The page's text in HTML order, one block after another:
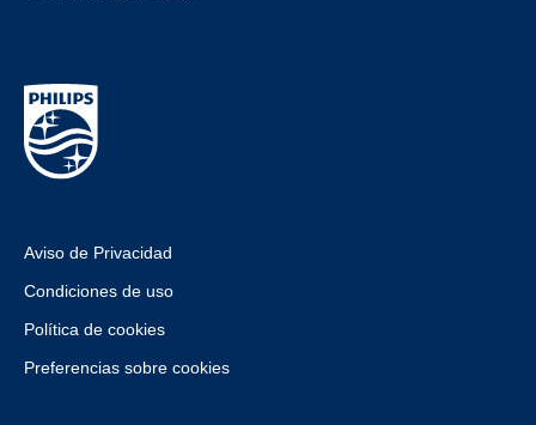
Aviso de Privacidad
Condiciones de uso
Política de cookies
Preferencias sobre cookies